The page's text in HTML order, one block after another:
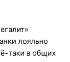
лояльно
таки в общих